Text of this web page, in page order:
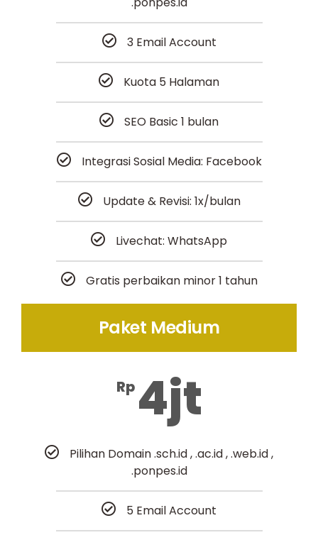
3 Email Account
Kuota 5 Halaman
SEO Basic 1 bulan
Integrasi Sosial Media: Facebook
Update & Revisi: 1x/bulan
Livechat: WhatsApp
Gratis perbaikan minor 1 tahun
Paket Medium
Rp 4jt
Pilihan Domain .sch.id , .ac.id , .web.id ,
.ponpes.id
5 Email Account